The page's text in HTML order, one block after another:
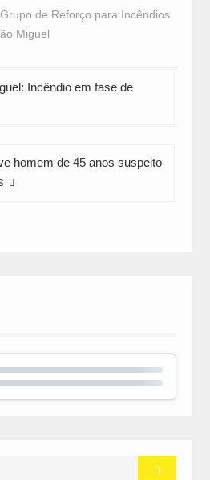
Twitter
Grupo de Reforço para Incêndios
Miguel
Incêndio em fase de
homem de 45 anos suspeito